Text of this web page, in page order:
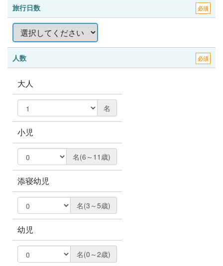
旅行日数 必須
人数 必須
大人
名
小児
名(6～11歳)
添寝幼児
名(3～5歳)
幼児
名(0～2歳)